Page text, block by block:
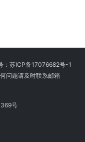
苏ICP备17076682号-1
问题请及时联系邮箱
号